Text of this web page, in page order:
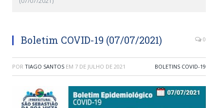
Boletim COVID-19 (07/07/2021) 0
POR TIAGO SANTOS EM 7 DE JULHO DE 2021 BOLETINS COVID-19